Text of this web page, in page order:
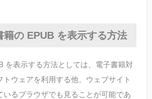
籍の EPUB を表示する方法
を表示する方法としては、電子書籍対
トウェアを利用する他、ウェブサイト
いるブラウザでも見ることが可能であ